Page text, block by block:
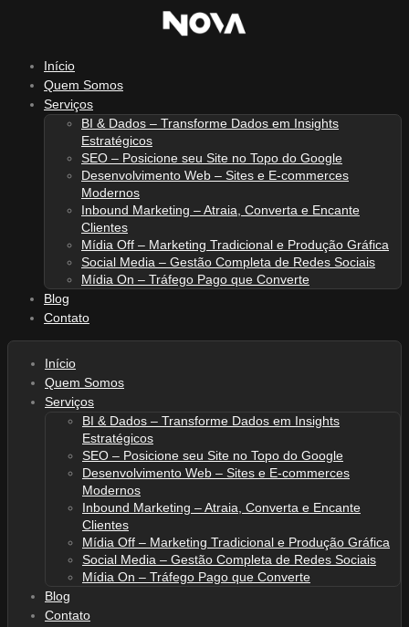
conteúdoInício
Quem Somos
Serviços
BI & Dados – Transforme Dados em Insights
Estratégicos
SEO – Posicione seu Site no Topo do Google
Desenvolvimento Web – Sites e E-commerces
Modernos
Inbound Marketing – Atraia, Converta e Encante
Clientes
Mídia Off – Marketing Tradicional e Produção Gráfica
Social Media – Gestão Completa de Redes Sociais
Mídia On – Tráfego Pago que Converte
Blog
Contato
Início
Quem Somos
Serviços
BI & Dados – Transforme Dados em Insights
Estratégicos
SEO – Posicione seu Site no Topo do Google
Desenvolvimento Web – Sites e E-commerces
Modernos
Inbound Marketing – Atraia, Converta e Encante
Clientes
Mídia Off – Marketing Tradicional e Produção Gráfica
Social Media – Gestão Completa de Redes Sociais
Mídia On – Tráfego Pago que Converte
Blog
Contato